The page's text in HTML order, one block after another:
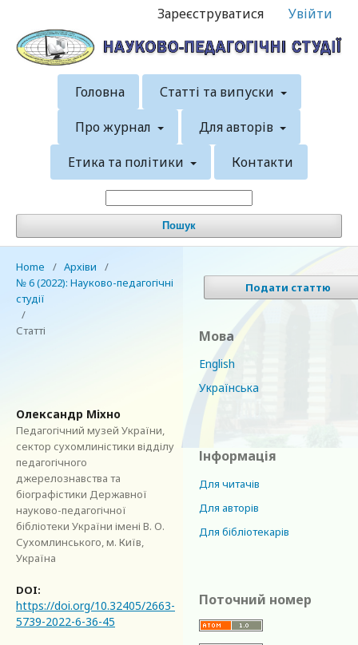
Головна
Статті та випуски
Про журнал
Для авторів
Етика та політики
Контакти
Пошук
Зареєструватися Увійти
Home / Архіви
/
№ 6 (2022): Науково-педагогічні
студії
/
Статті
Олександр Міхно
Педагогічний музей України,
сектор сухомлиністики відділу
педагогічного
джерелознавства та
біографістики Державної
науково-педагогічної
бібліотеки України імені В. О.
Сухомлинського, м. Київ,
Україна
DOI:
https://doi.org/10.32405/2663-
5739-2022-6-36-45
Подати статтю
Мова
English
Українська
Інформація
Для читачів
Для авторів
Для бібліотекарів
Поточний номер